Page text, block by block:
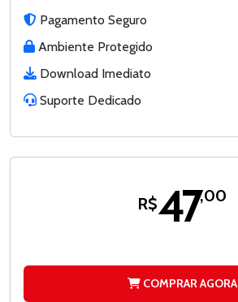
Pagamento Seguro
Ambiente Protegido
Download Imediato
Suporte Dedicado
R$47,00
COMPRAR AGORA